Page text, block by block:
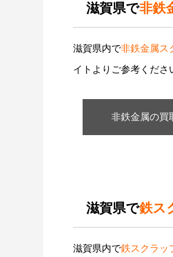
滋賀県で非鉄
滋賀県内で非鉄金属ス
イトよりご参考くださ
非鉄金属の買
滋賀県で鉄ス
滋賀県内で鉄スクラッ